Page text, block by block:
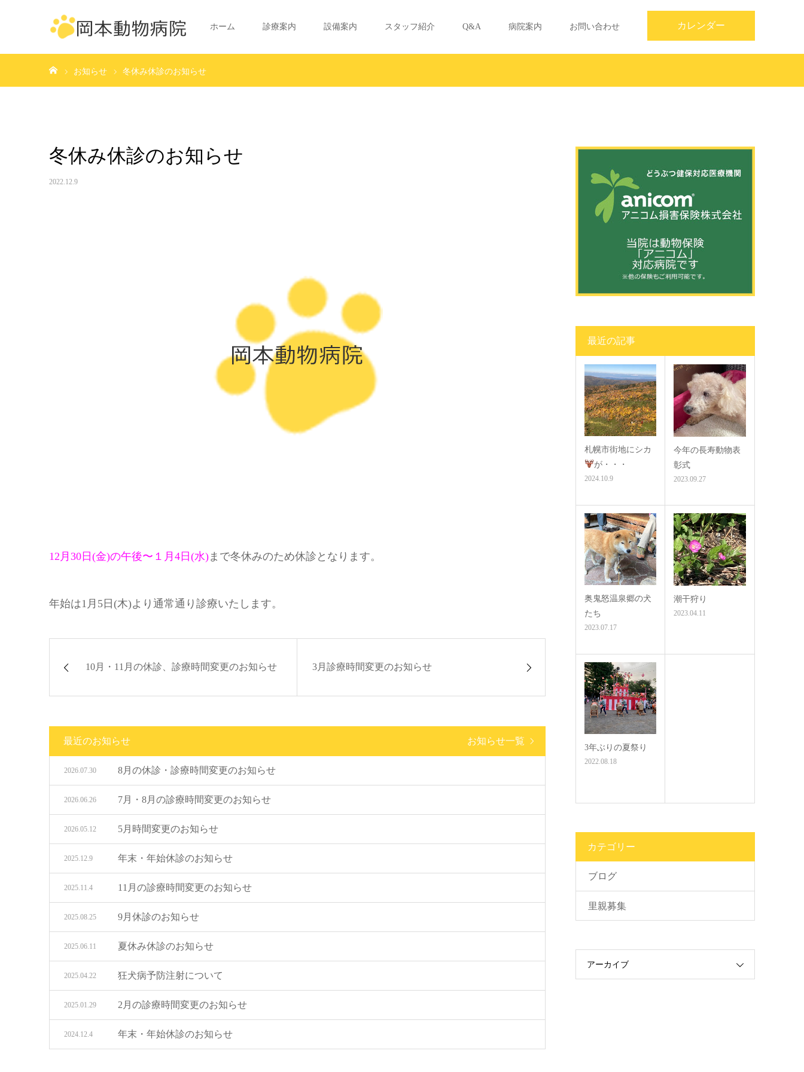
カレンダー
ホーム 診療案内 設備案内 スタッフ紹介 Q&A 病院案内 お問い合わせ
お知らせ 冬休み休診のお知らせ
冬休み休診のお知らせ
2022.12.9
12月30日(金)の午後〜１月4日(水) まで冬休みのため休診となります。
年始は1月5日(木)より通常通り診療いたします。
10月・11月の休診、診療時間変更のお知らせ 3月診療時間変更のお知らせ
最近のお知らせ お知らせ一覧
8月の休診・診療時間変更のお知らせ
2026.07.30
7月・8月の診療時間変更のお知らせ
2026.06.26
5月時間変更のお知らせ
2026.05.12
年末・年始休診のお知らせ
2025.12.9
11月の診療時間変更のお知らせ
2025.11.4
9月休診のお知らせ
2025.08.25
夏休み休診のお知らせ
2025.06.11
狂犬病予防注射について
2025.04.22
2月の診療時間変更のお知らせ
2025.01.29
年末・年始休診のお知らせ
2024.12.4
最近の記事
札幌市街地にシカ
が・・・
2024.10.9
今年の長寿動物表
彰式
2023.09.27
奥鬼怒温泉郷の犬
たち
2023.07.17
潮干狩り
2023.04.11
3年ぶりの夏祭り
2022.08.18
カテゴリー
ブログ
里親募集
アーカイブ